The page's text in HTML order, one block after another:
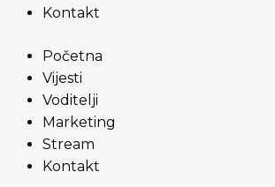
Kontakt
Početna
Vijesti
Voditelji
Marketing
Stream
Kontakt